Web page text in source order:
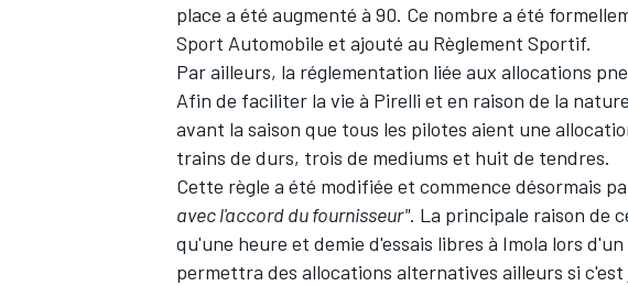
place a été augmenté à 90. Ce nombre a été
Sport Automobile et ajouté au Règlement Sportif.
Par ailleurs, la réglementation liée aux allocations
Afin de faciliter la vie à Pirelli et en raison de la
avant la saison que tous les pilotes aient une
trains de durs, trois de mediums et huit de tendres.
Cette règle a été modifiée et commence désormais
avec l'accord du fournisseur". La principale raison de
qu'une heure et demie d'essais libres à Imola lors
permettra des allocations alternatives ailleurs si c'est